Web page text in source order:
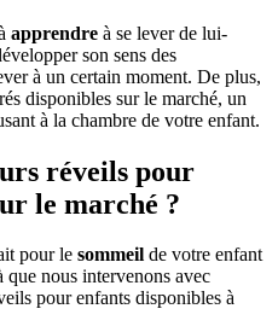
apprendre à se lever de lui-
son sens des
à un certain moment. De plus,
disponibles sur le marché, un
à la chambre de votre enfant.
réveils pour
le marché ?
pour le sommeil de votre enfant
que nous intervenons avec
pour enfants disponibles à